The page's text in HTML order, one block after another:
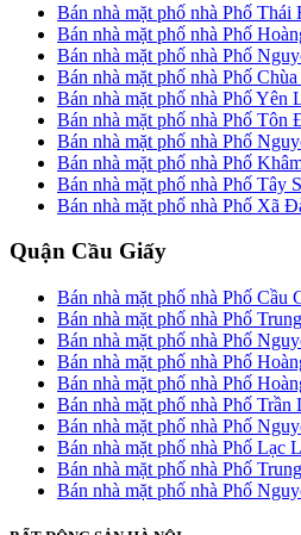
Bán nhà mặt phố nhà Phố Thái
Bán nhà mặt phố nhà Phố
Bán nhà mặt phố nhà Phố
Bán nhà mặt phố nhà Phố
Bán nhà mặt phố nhà Phố Yên
Bán nhà mặt phố nhà Phố Tôn
Bán nhà mặt phố nhà Phố
Bán nhà mặt phố nhà Phố
Bán nhà mặt phố nhà Phố Tây
Bán nhà mặt phố nhà Phố Xã
Quận Cầu Giấy
Bán nhà mặt phố nhà Phố Cầu
Bán nhà mặt phố nhà Phố
Bán nhà mặt phố nhà Phố
Bán nhà mặt phố nhà Phố
Bán nhà mặt phố nhà Phố
Bán nhà mặt phố nhà Phố
Bán nhà mặt phố nhà Phố
Bán nhà mặt phố nhà Phố Lạc
Bán nhà mặt phố nhà Phố
Bán nhà mặt phố nhà Phố